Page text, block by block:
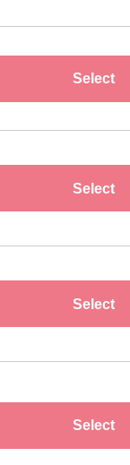
Select
Select
Select
Select